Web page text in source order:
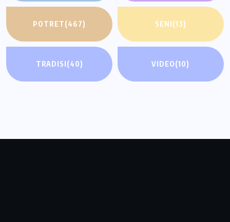
POTRET(467) SENI(13)
TRADISI(40) VIDEO(10)